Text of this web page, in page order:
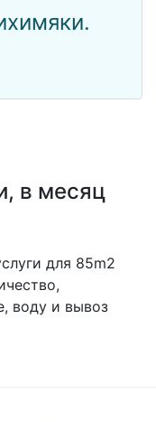
в месяц
для 85m2
воду и вывоз